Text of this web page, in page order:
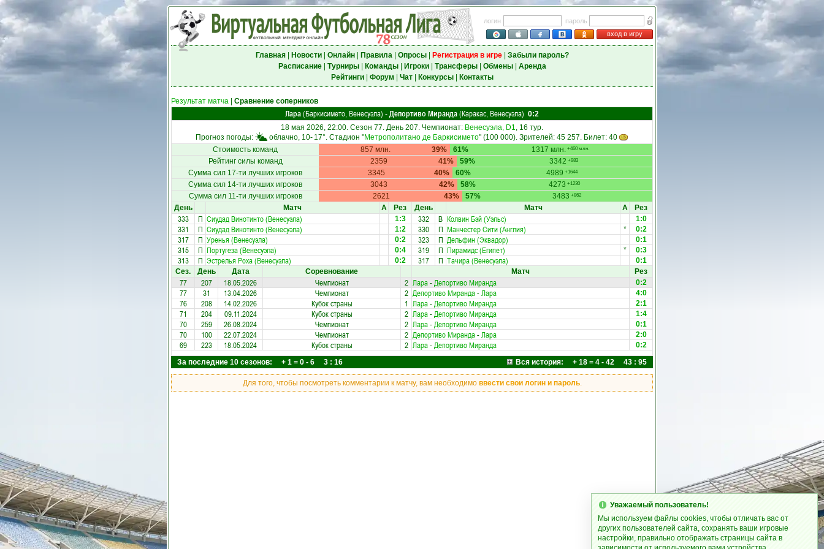
логин
пароль
вход в игру
Главная| Новости| Онлайн| Правила| Опросы| Регистрация в игре| Забыли пароль?
Расписание| Турниры| Команды| Игроки| Трансферы| Обмены| Аренда
Рейтинги| Форум Чат| Конкурсы| Контакты
Результат матча Сравнение соперников
Лара(Баркисимето, Венесуэла) - Депортиво Миранда(Каракас, Венесуэла) 0:2
18 мая 2026, 22:00. Сезон 77. День 207. Чемпионат: Венесуэла, D1, 16 тур.
Прогноз погоды:
облачно, 10- 17°. Стадион "Метрополитано де Баркисимето" (100 000). Зрителей: 45 257. Билет: 40
Стоимость команд
857 млн. 39% 1317 млн. +460 млн.
61%
Рейтинг силы команд
2359 41% 3342 +983
59%
Сумма сил 17-ти лучших игроков
3345 40% 4989 +1644
60%
Сумма сил 14-ти лучших игроков
3043 42% 4273 +1230
58%
Сумма сил 11-ти лучших игроков
2621 43% 3483 +862
57%
День
Матч А Рез
333 П Сиудад Винотинто (Венесуэла) 1:3
331 П Сиудад Винотинто (Венесуэла) 1:2
317 П Уренья (Венесуэла) 0:2
315 П Португеза (Венесуэла) 0:4
313 П Эстрелья Роха (Венесуэла) 0:2
День Матч А Рез
332 В Колвин Бэй (Уэльс) 1:0
330 П Манчестер Сити (Англия) * 0:2
323 П Дельфин (Эквадор) 0:1
319 П Пирамидс (Египет) * 0:3
317 П Тачира (Венесуэла)
0:1
Сез.
День Дата Соревнование Матч Рез
77 207 18.05.2026 Чемпионат 2 Лара-Депортиво Миранда 0:2
77 31 13.04.2026 Чемпионат 2 Депортиво Миранда-Лара 4:0
76 208 14.02.2026 Кубок страны 1 Лара-Депортиво Миранда 2:1
71 204 09.11.2024 Кубок страны 2 Лара-Депортиво Миранда 1:4
70 259 26.08.2024 Чемпионат 2 Лара-Депортиво Миранда 0:1
70 100 22.07.2024 Чемпионат 2 Депортиво Миранда-Лара 2:0
69 223 18.05.2024 Кубок страны 2 Лара-Депортиво Миранда
0:2
За последние 10 сезонов: + 1 = 0 - 6 3 : 16
Вся история: + 18 = 4 - 42 43 : 95
Для того, чтобы посмотреть комментарии к матчу, вам необходимо ввести свои логин и пароль.
Уважаемый пользователь!
Мы используем файлы cookies, чтобы отличать вас от
других пользователей сайта, сохранять ваши игровые
настройки, правильно отображать страницы сайта в